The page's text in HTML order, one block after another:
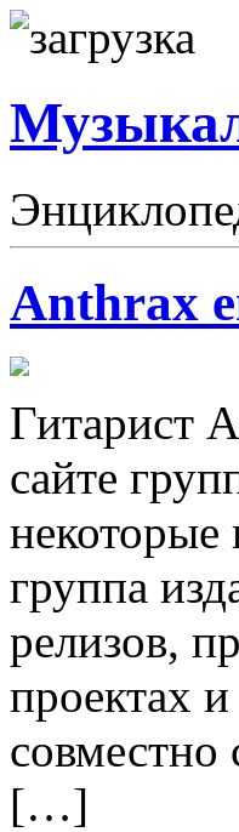
Anthrax
Гитарист
сайте
некоторые
группа
релизов,
проектах
[…]